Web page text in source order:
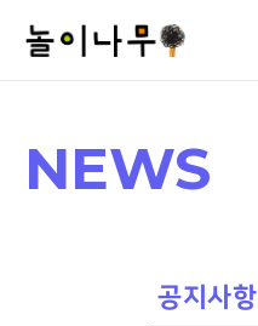
NEWS
공지사항